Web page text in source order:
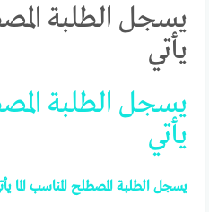
يسجل الطلبة
يأتي
يسجل الطلبة
يأتي
يسجل الطلبة المصطلح المناسب الما